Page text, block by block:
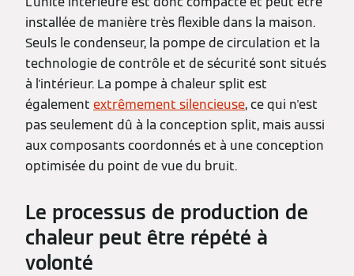
installée de manière très flexible dans la maison.
Seuls le condenseur, la pompe de circulation et la
technologie de contrôle et de sécurité sont situés
à l'intérieur. La pompe à chaleur split est
également extrêmement silencieuse, ce qui n'est
pas seulement dû à la conception split, mais aussi
aux composants coordonnés et à une conception
optimisée du point de vue du bruit.
Le processus de production de
chaleur peut être répété à
volonté